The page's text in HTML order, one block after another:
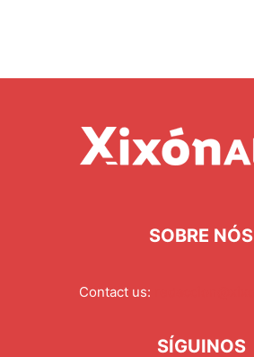
SOBRE NÓS
Contact us:
SÍGUINOS